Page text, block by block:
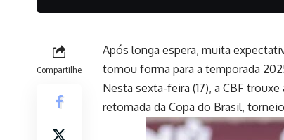
Compartilhe
Após longa espera, muita
tomou forma para a temporada
Nesta sexta-feira (17), a CBF
retomada da Copa do Brasil,